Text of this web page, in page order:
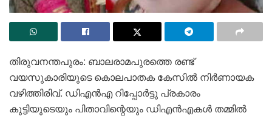
തിരുവനന്തപുരം: ബാലരാമപുരത്തെ രണ്ട്
വയസുകാരിയുടെ കൊലപാതക കേസിൽ നിർണായക
വഴിത്തിരിവ്. ഡിഎൻഎ റിപ്പോർട്ടു പ്രകാരം
കുട്ടിയുടെയും പിതാവിന്റെയും ഡിഎൻഎകൾ തമ്മിൽ